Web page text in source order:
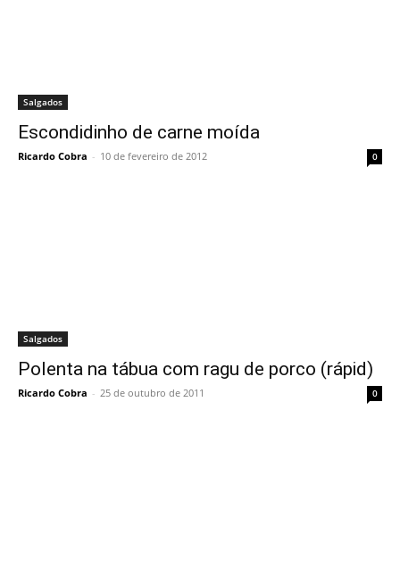
Salgados
Escondidinho de carne moída
Ricardo Cobra - 10 de fevereiro de 2012 0
Salgados
Polenta na tábua com ragu de porco (rápid)
Ricardo Cobra - 25 de outubro de 2011 0